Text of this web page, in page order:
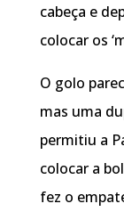
cabeça e
colocar os
O golo
mas uma
permitiu a
colocar a
fez o